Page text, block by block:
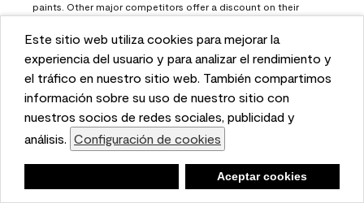
This website uses cookies to enhance user experience
and to analyze performance and traffic on our website.
We also share information about your use of our site
with our social media, advertising, and analytics
partners. Cookie Settings
Accept Cookies
Este sitio web utiliza cookies para mejorar la
experiencia del usuario y para analizar el rendimiento y
el tráfico en nuestro sitio web. También compartimos
información sobre su uso de nuestro sitio con
nuestros socios de redes sociales, publicidad y
análisis. Configuración de cookies
Aceptar cookies
paints. Other major competitors offer a discount on their
Helpful? (0 (0) Report
Load More